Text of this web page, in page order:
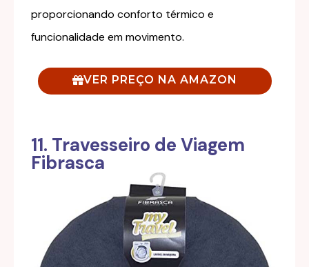
proporcionando conforto térmico e
funcionalidade em movimento.
VER PREÇO NA AMAZON
11. Travesseiro de Viagem
Fibrasca